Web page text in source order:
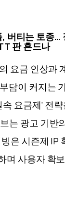
버티는 토종…
판 흔드나
요금 인상과
담이 커지는
요금제’ 전
는 광고 기반
은 시즌제 IP
며 사용자 확